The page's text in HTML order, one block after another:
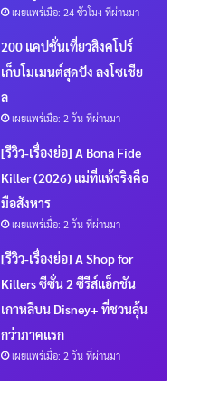
เผยแพร่เมื่อ: 24 ชั่วโมง ที่ผ่านมา
200 แคปชั่นเที่ยวสิงคโปร์
เก็บโมเมนต์สุดปัง ลงโซเชีย
ล
เผยแพร่เมื่อ: 2 วัน ที่ผ่านมา
[รีวิว-เรื่องย่อ] A Bona Fide
Killer (2026) แม่ที่แท้จริงคือ
มือสังหาร
เผยแพร่เมื่อ: 2 วัน ที่ผ่านมา
[รีวิว-เรื่องย่อ] A Shop for
Killers ซีซั่น 2 ซีรีส์แอ็กชัน
เกาหลีบน Disney+ ที่ชวนลุ้น
กว่าภาคแรก
เผยแพร่เมื่อ: 2 วัน ที่ผ่านมา